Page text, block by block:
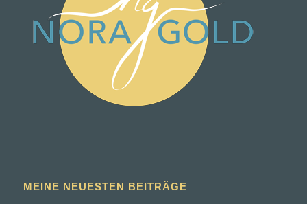
MEINE NEUESTEN BEITRÄGE